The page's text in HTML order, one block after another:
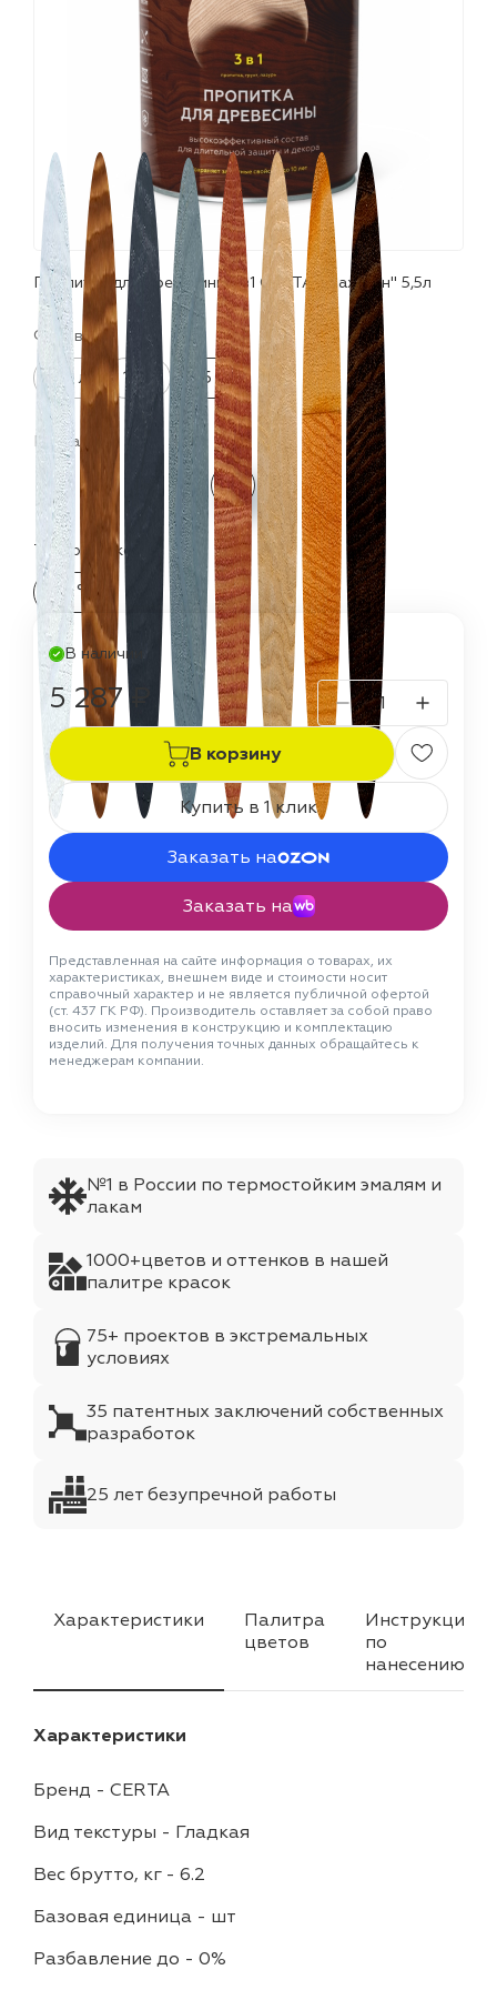
и эмали
Пропитка для древесины 3в1 CERTA "Махагон" 5,5л
Фасовка:
0.9 л 12 л 5.5 л
Цвета:
Термостойкость:
60 °C
В наличии
5 287 ₽
В корзину
Купить в 1 клик
Заказать на
Заказать на
Представленная на сайте информация о товарах, их
характеристиках, внешнем виде и стоимости носит
справочный характер и не является публичной офертой
(ст. 437 ГК РФ). Производитель оставляет за собой право
вносить изменения в конструкцию и комплектацию
изделий. Для получения точных данных обращайтесь к
менеджерам компании.
№1 в России по термостойким эмалям и
лакам
1000+цветов и оттенков в нашей
палитре красок
75+ проектов в экстремальных
условиях
35 патентных заключений собственных
разработок
25 лет безупречной работы
Характеристики
Палитра
цветов
Инструкция
по
нанесению
Характеристики
Бренд - CERTA
Вид текстуры - Гладкая
Вес брутто, кг - 6.2
Базовая единица - шт
Разбавление до - 0%